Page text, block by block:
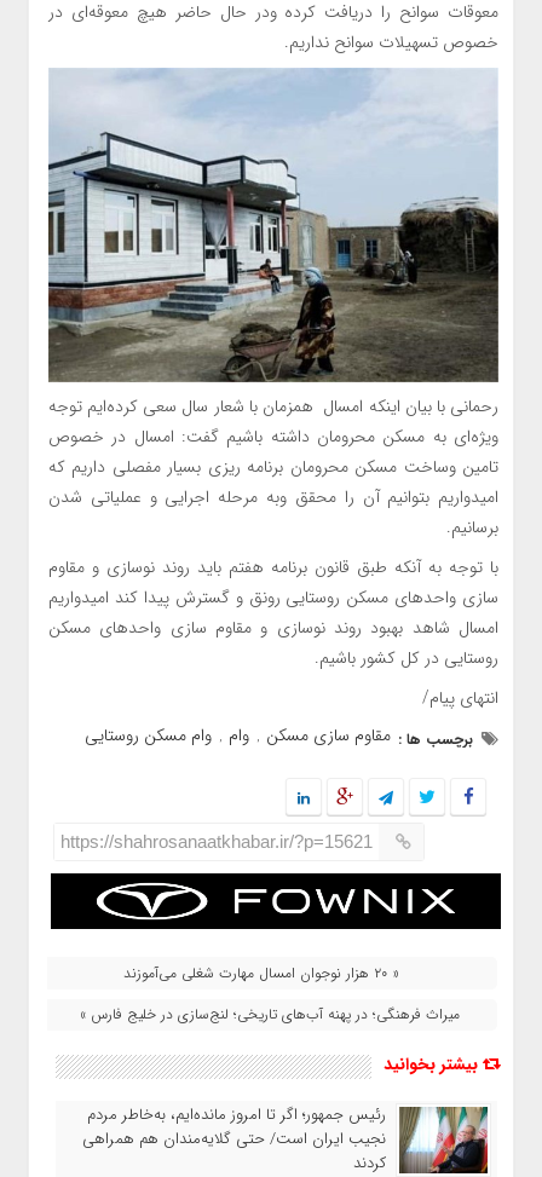
معوقات سوانح را دریافت کرده ودر حال حاضر هیچ معوقه‌ای در
خصوص تسهیلات سوانح نداریم.
رحمانی با بیان اینکه امسال همزمان با شعار سال سعی کرده‌ایم توجه
ویژه‌ای به مسکن محرومان داشته باشیم گفت: امسال در خصوص
تامین وساخت مسکن محرومان برنامه ریزی بسیار مفصلی داریم که
امیدواریم بتوانیم آن را محقق وبه مرحله اجرایی و عملیاتی شدن
برسانیم.
با توجه به آنکه طبق قانون برنامه هفتم باید روند نوسازی و مقاوم
سازی واحد‌های مسکن روستایی رونق و گسترش پیدا کند امیدواریم
امسال شاهد بهبود روند نوسازی و مقاوم سازی واحد‌های مسکن
روستایی در کل کشور باشیم.
انتهای پیام/
برچسب ها : مقاوم سازی مسکن , وام , وام مسکن روستایی
https://shahrosanaatkhabar.ir/?p=15621
« ۲۰ هزار نوجوان امسال مهارت شغلی می‌آموزند
میراث فرهنگی؛ در پهنه آب‌های تاریخی؛ لنج‌سازی در خلیج فارس »
بیشتر بخوانید
رئیس‌ جمهور؛ اگر تا امروز مانده‌ایم، به‌خاطر مردم
نجیب ایران است/ حتی گلایه‌مندان هم همراهی
کردند